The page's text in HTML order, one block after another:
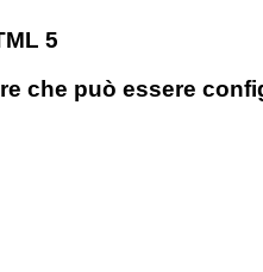
5
che può essere